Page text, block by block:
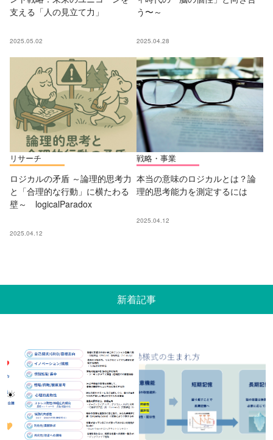
支える「人の見立て力」
2025.05.02
う〜～
2025.04.28
リサーチ
ロジカルの矛盾 ～論理的思考力
と「合理的な行動」に横たわる
壁～ logicalParadox
2025.04.12
戦略・事業
本当の意味のロジカルとは？論
理的思考能力を測定するには
2025.04.12
新着記事